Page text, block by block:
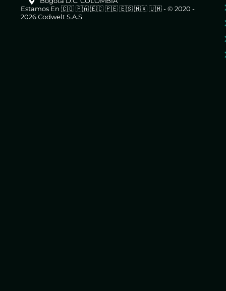
Estamos En 🇨🇴 🇵🇦 🇪🇨 🇵🇪 🇪🇸 🇲🇽 🇺🇲 - © 2020 -
2026 Codwelt S.A.S